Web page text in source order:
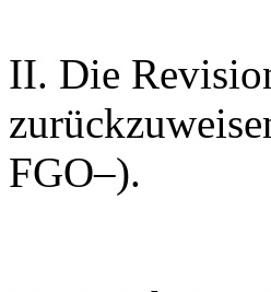
II. Die
FGO–).